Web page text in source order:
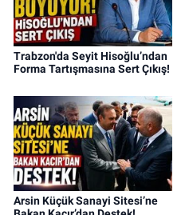
Trabzon'da Seyit Hisoğlu’ndan
Forma Tartışmasına Sert Çıkış!
Arsin Küçük Sanayi Sitesi’ne